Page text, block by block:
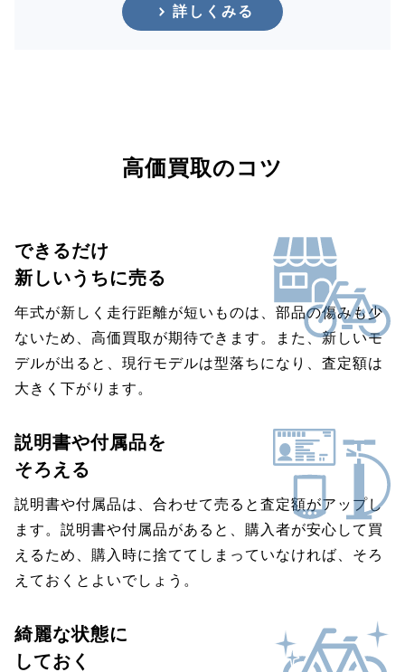
詳しくみる
高価買取のコツ
できるだけ
新しいうちに売る
年式が新しく走行距離が短いものは、部品の傷みも少
ないため、高価買取が期待できます。また、新しいモ
デルが出ると、現行モデルは型落ちになり、査定額は
大きく下がります。
説明書や付属品を
そろえる
説明書や付属品は、合わせて売ると査定額がアップし
ます。説明書や付属品があると、購入者が安心して買
えるため、購入時に捨ててしまっていなければ、そろ
えておくとよいでしょう。
綺麗な状態に
しておく